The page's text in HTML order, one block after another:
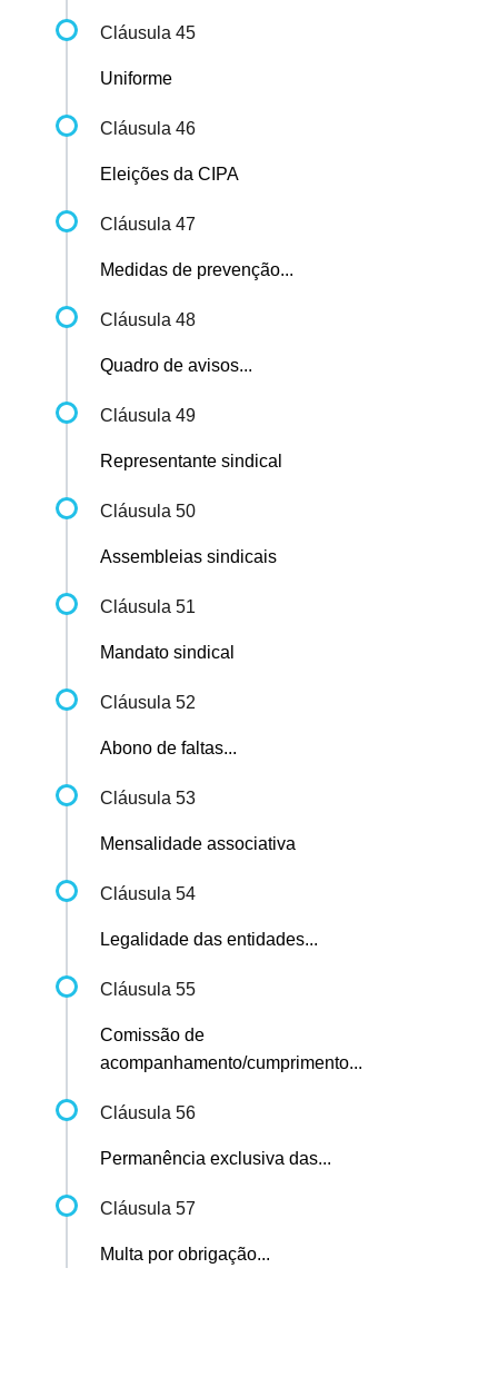
Cláusula 45
Uniforme
Cláusula 46
Eleições da CIPA
Cláusula 47
Medidas de prevenção...
Cláusula 48
Quadro de avisos...
Cláusula 49
Representante sindical
Cláusula 50
Assembleias sindicais
Cláusula 51
Mandato sindical
Cláusula 52
Abono de faltas...
Cláusula 53
Mensalidade associativa
Cláusula 54
Legalidade das entidades...
Cláusula 55
Comissão de
acompanhamento/cumprimento...
Cláusula 56
Permanência exclusiva das...
Cláusula 57
Multa por obrigação...